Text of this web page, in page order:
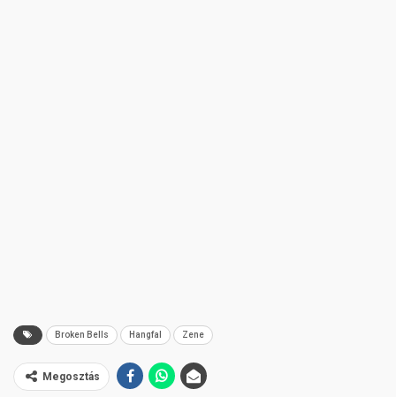
Broken Bells Hangfal Zene
Megosztás